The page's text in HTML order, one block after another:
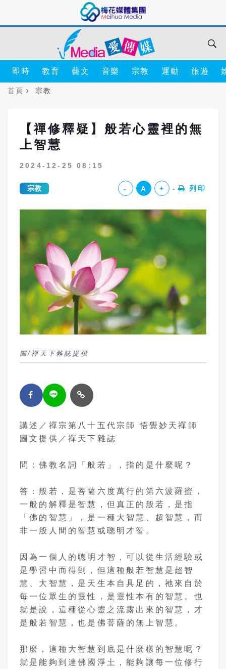
即時 教育 藝文 音樂 宗教 運動 旅遊
首頁 宗教
【禪修釋疑】般若心靈裡的無
上智慧
2024-12-25 08:15
宗教 - A + 列印
圖/禪天下雜誌提供
講述／禪宗第八十五代宗師 悟覺妙天禪師
圖文提供／禪天下雜誌
問：佛教名詞「般若」，指的是什麼呢？
答：般若，是菩薩六度萬行的第六波羅蜜，
一般的解釋是智慧，但真正的般若，是指
「佛的智慧」，是一種大智慧、超智慧，而
非一般人間的智慧或聰明才智。
因為一個人的聰明才智，可以從生活經驗或
是學習中而得到，但這種般若智慧是超智
慧、大智慧，是天生本自具足的，祂來自於
每一位眾生的靈性，是靈性本有的智慧。也
就是說，這種從心靈之流露出來的智慧，才
是般若智慧，也是佛菩薩的無上智慧。
那麼，這種大智慧到底是什麼樣的智慧呢？
就是能夠到達佛國淨土，能夠讓每一位修行